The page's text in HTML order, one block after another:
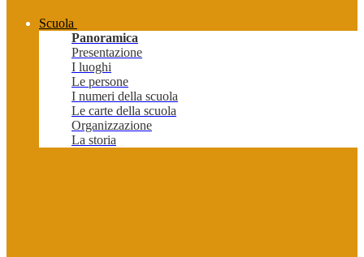
Scuola
Panoramica
Presentazione
I luoghi
Le persone
I numeri della scuola
Le carte della scuola
Organizzazione
La storia